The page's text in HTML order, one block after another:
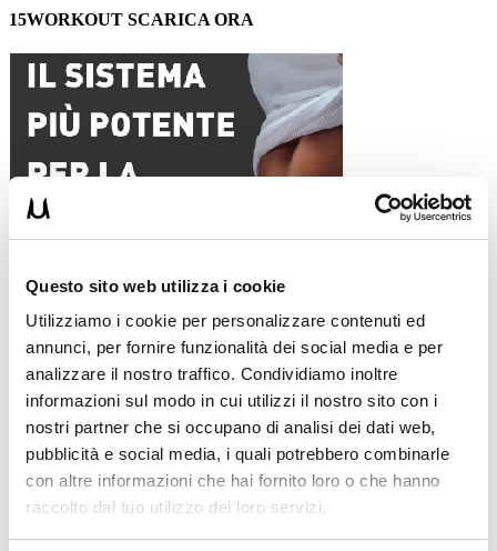
Questo sito web utilizza i cookie
Utilizziamo i cookie per personalizzare contenuti ed
annunci, per fornire funzionalità dei social media e per
analizzare il nostro traffico. Condividiamo inoltre
informazioni sul modo in cui utilizzi il nostro sito con i
nostri partner che si occupano di analisi dei dati web,
pubblicità e social media, i quali potrebbero combinarle
con altre informazioni che hai fornito loro o che hanno
raccolto dal tuo utilizzo dei loro servizi.
15WORKOUT SCARICA ORA
ALLENATI CON ME!